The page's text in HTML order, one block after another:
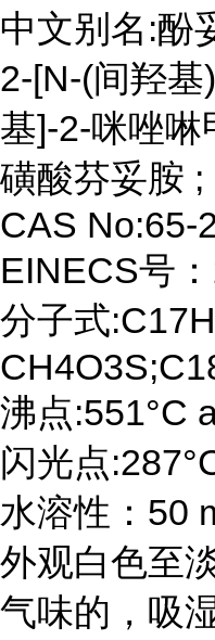
中文别名:酚
2-[N-(间羟基
基]-2-咪唑啉
磺酸芬妥胺 ;
CAS No:65-
EINECS号
分子式
沸点:551°C
闪光点
水溶性：50
外观白色至
气味的，吸